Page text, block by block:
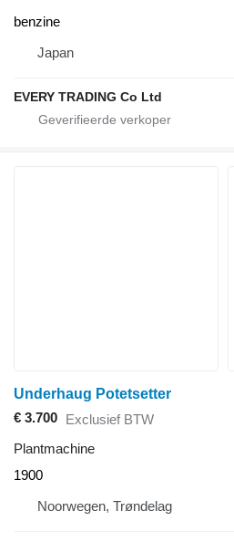
benzine
Japan
EVERY TRADING Co Ltd
Underhaug Potetsetter
€ 3.700 Exclusief BTW
Plantmachine
1900
Noorwegen, Trøndelag